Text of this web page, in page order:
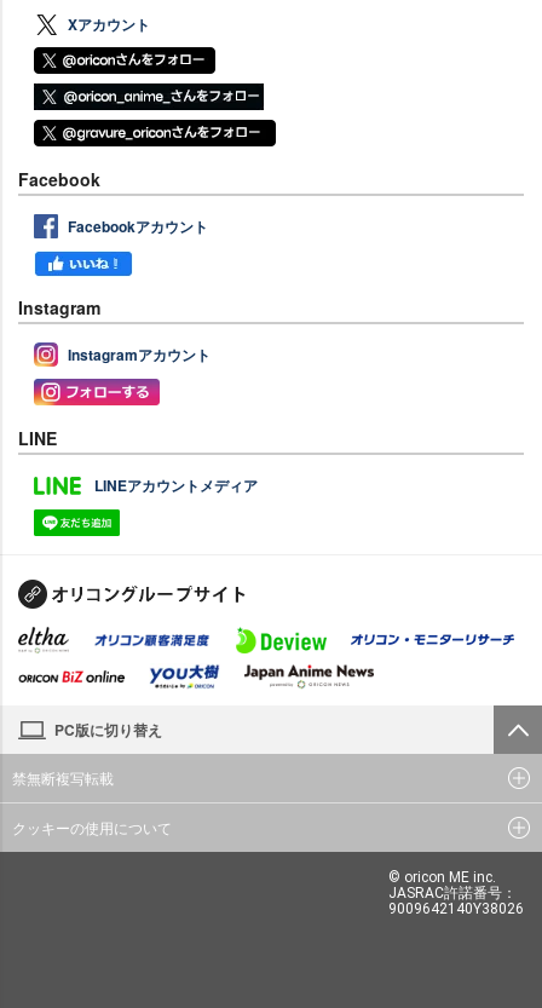
Xアカウント
Facebook
Facebookアカウント
Instagram
Instagramアカウント
LINE
LINEアカウントメディア
PC版に切り替え
禁無断複写転載
クッキーの使用について
© oricon ME inc.
JASRAC許諾番号：
9009642140Y38026